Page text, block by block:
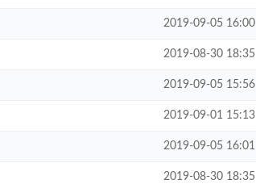
2019-09-05 16:00
2019-08-30 18:35
2019-09-05 15:56
2019-09-01 15:13
2019-09-05 16:01
2019-08-30 18:35